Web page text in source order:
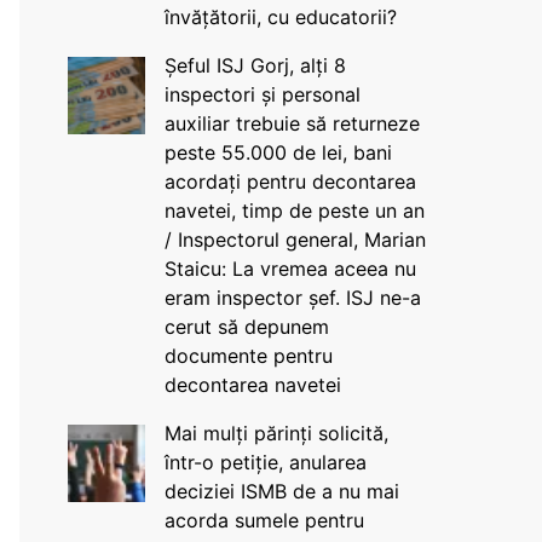
învățătorii, cu educatorii?
Șeful ISJ Gorj, alți 8
inspectori și personal
auxiliar trebuie să returneze
peste 55.000 de lei, bani
acordați pentru decontarea
navetei, timp de peste un an
/ Inspectorul general, Marian
Staicu: La vremea aceea nu
eram inspector șef. ISJ ne-a
cerut să depunem
documente pentru
decontarea navetei
Mai mulți părinți solicită,
într-o petiție, anularea
deciziei ISMB de a nu mai
acorda sumele pentru